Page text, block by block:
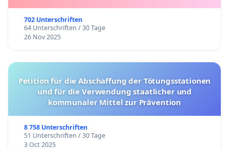
702 Unterschriften
64 Unterschriften / 30 Tage
26 Nov 2025
Petition für die Abschaffung der Tötungsstationen
und für die Verwendung staatlicher und
kommunaler Mittel zur Prävention
8 758 Unterschriften
51 Unterschriften / 30 Tage
3 Oct 2025